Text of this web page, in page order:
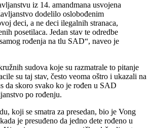
iz 14. amandmana usvojena
dodelilo oslobođenim
deci, a ne deci ilegalnih stranaca,
posetilaca. Jedan stav te odredbe
rođenja na tlu SAD“, naveo je
sudova koje su razmatrale to pitanje
su taj stav, često veoma oštro i ukazali na
da skoro svako ko je rođen u SAD
po rođenju.
koji se smatra za presedan, bio je Vong
je presuđeno da jedno dete rođeno u